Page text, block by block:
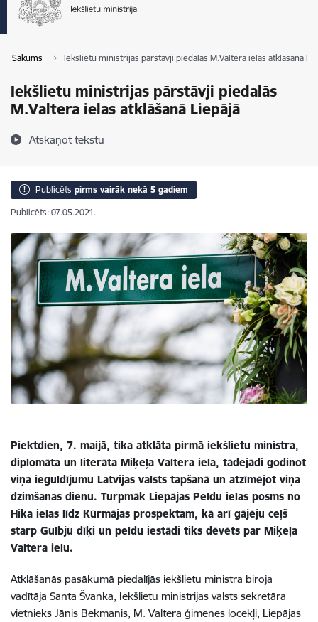
Sākums Iekšlietu ministrijas pārstāvji piedalās M.Valtera ielas atklāšanā
Iekšlietu ministrijas pārstāvji piedalās
M.Valtera ielas atklāšanā Liepājā
Atskaņot tekstu
Publicēts pirms vairāk nekā 5 gadiem
Publicēts: 07.05.2021.
Piektdien, 7. maijā, tika atklāta pirmā iekšlietu ministra,
diplomāta un literāta Miķeļa Valtera iela, tādejādi godinot
viņa ieguldījumu Latvijas valsts tapšanā un atzīmējot viņa
dzimšanas dienu. Turpmāk Liepājas Peldu ielas posms no
Hika ielas līdz Kūrmājas prospektam, kā arī gājēju ceļš
starp Gulbju dīķi un peldu iestādi tiks dēvēts par Miķeļa
Valtera ielu.
Atklāšanās pasākumā piedalījās iekšlietu ministra biroja
vadītāja Santa Švanka, Iekšlietu ministrijas valsts sekretāra
vietnieks Jānis Bekmanis, M. Valtera ģimenes locekļi, Liepājas